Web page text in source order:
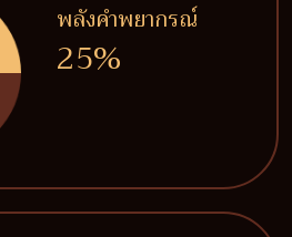
พลังคำพยากรณ์
25%